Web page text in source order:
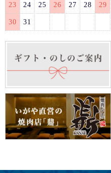
23 24 25 26 27 28 29
30 31